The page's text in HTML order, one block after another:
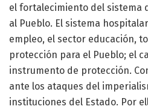
el fortalecimiento del sistema
al Pueblo. El sistema
empleo, el sector educación,
protección para el Pueblo; el
instrumento de protección.
ante los ataques del
instituciones del Estado. Por